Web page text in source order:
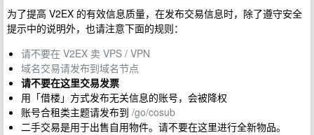
为了提高 V2EX 的有效信息质量，在发布交易信息时，除了遵守安全
提示中的说明外，也请注意下面的规则：
请不要在 V2EX 卖 VPS / VPN
域名交易请发布到域名节点
请不要在这里交易发票
用「借楼」方式发布无关信息的账号，会被降权
账号合租类主题请发布到 /go/cosub
二手交易是用于出售自用物件。请不要在这里进行全新物品。